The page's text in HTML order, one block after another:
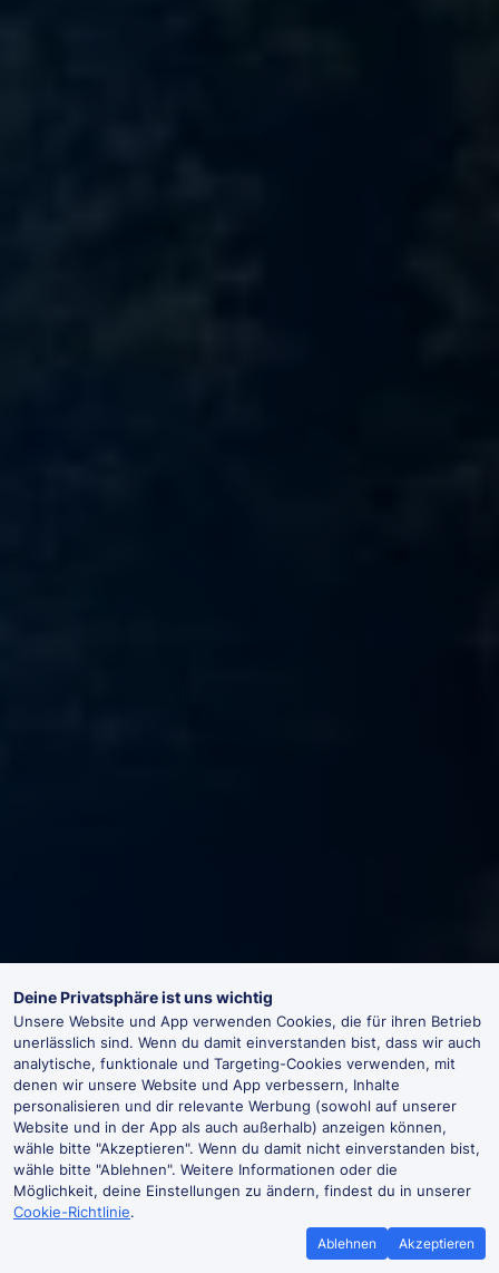
Deine Privatsphäre ist uns wichtig
Unsere Website und App verwenden Cookies, die für ihren Betrieb
unerlässlich sind. Wenn du damit einverstanden bist, dass wir auch
analytische, funktionale und Targeting-Cookies verwenden, mit
denen wir unsere Website und App verbessern, Inhalte
personalisieren und dir relevante Werbung (sowohl auf unserer
Website und in der App als auch außerhalb) anzeigen können,
wähle bitte "Akzeptieren". Wenn du damit nicht einverstanden bist,
wähle bitte "Ablehnen". Weitere Informationen oder die
Möglichkeit, deine Einstellungen zu ändern, findest du in unserer
Cookie-Richtlinie.
Ablehnen Akzeptieren